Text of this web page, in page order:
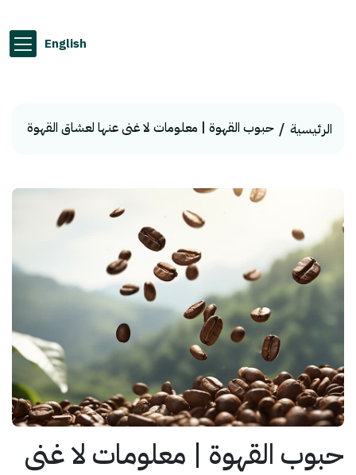
English
الرئيسية حبوب القهوة | معلومات لا غنى عنها لعشاق القهوة
حبوب القهوة | معلومات لا غنى